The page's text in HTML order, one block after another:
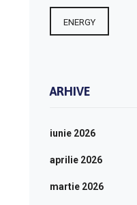
ENERGY
ARHIVE
iunie 2026
aprilie 2026
martie 2026